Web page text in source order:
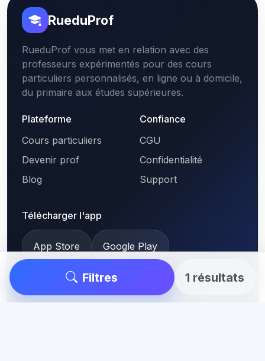
Filtres 1 résultats
RueduProf
RueduProf vous met en relation avec des
professeurs expérimentés pour des cours
particuliers personnalisés, en ligne ou à domicile,
du primaire aux études supérieures.
Plateforme
Cours particuliers
Devenir prof
Blog
Confiance
CGU
Confidentialité
Support
Télécharger l'app
App Store Google Play